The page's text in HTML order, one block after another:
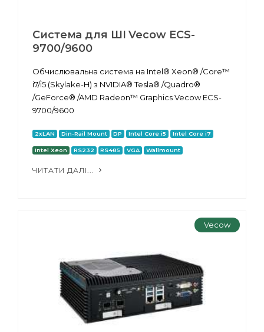
Система для ШІ Vecow ECS-
9700/9600
Обчислювальна система на Intel® Xeon® /Core™
i7/i5 (Skylake-H) з NVIDIA® Tesla® /Quadro®
/GeForce® /AMD Radeon™ Graphics Vecow ECS-
9700/9600
2xLAN Din-Rail Mount DP Intel Core i5 Intel Core i7
Intel Xeon RS232 RS485 VGA Wallmount
ЧИТАТИ ДАЛІ...
Vecow